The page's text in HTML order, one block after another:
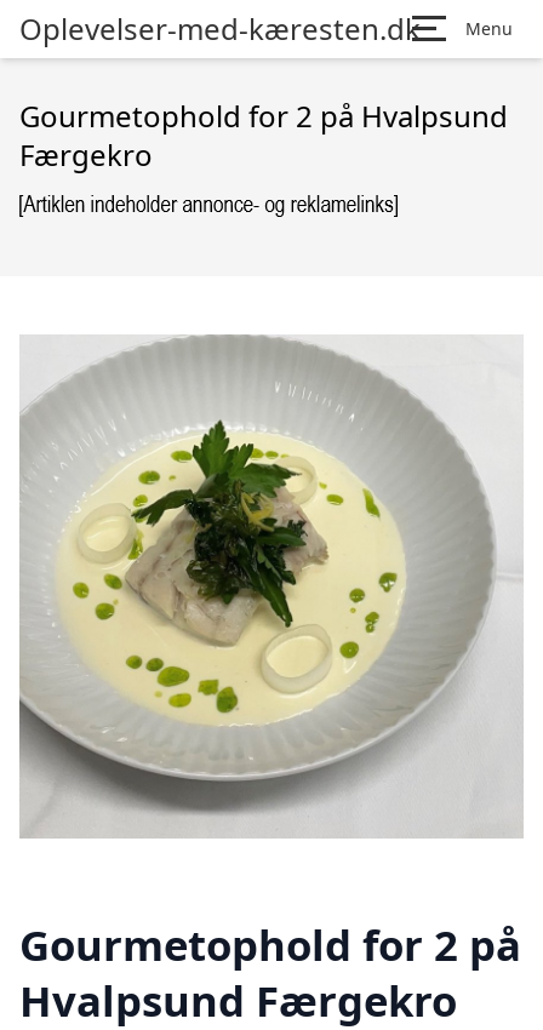
Oplevelser-med-kæresten.dk Menu
Gourmetophold for 2 på Hvalpsund
Færgekro
Gourmetophold for 2 på
Hvalpsund Færgekro